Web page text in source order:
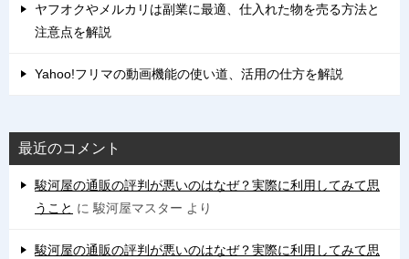
ヤフオクやメルカリは副業に最適、仕入れた物を売る方法と
注意点を解説
Yahoo!フリマの動画機能の使い道、活用の仕方を解説
最近のコメント
駿河屋の通販の評判が悪いのはなぜ？実際に利用してみて思
うこと に 駿河屋マスター より
駿河屋の通販の評判が悪いのはなぜ？実際に利用してみて思